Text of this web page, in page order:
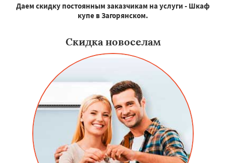
Даем скидку постоянным заказчикам на услуги - Шкаф
купе в Загорянском.
Скидка новоселам